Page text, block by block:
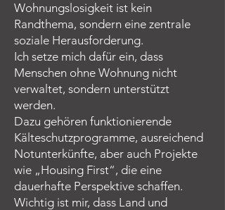
Wohnungslosigkeit ist kein
Randthema, sondern eine zentrale
soziale Herausforderung.
Ich setze mich dafür ein, dass
Menschen ohne Wohnung nicht
verwaltet, sondern unterstützt
werden.
Dazu gehören funktionierende
Kälteschutzprogramme, ausreichend
Notunterkünfte, aber auch Projekte
wie „Housing First“, die eine
dauerhafte Perspektive schaffen.
Wichtig ist mir, dass Land und